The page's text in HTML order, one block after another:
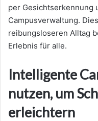
per Gesichtserkennung
Campusverwaltung.
reibungsloseren Alltag
Erlebnis für alle.
Intelligente
nutzen, um
erleichtern